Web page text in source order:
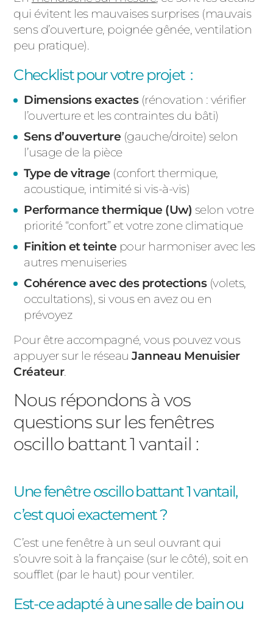
qui évitent les mauvaises surprises (mauvais
sens d’ouverture, poignée gênée, ventilation
peu pratique).
Checklist pour votre projet :
Dimensions exactes(rénovation : vérifier
l’ouverture et les contraintes du bâti)
Sens d’ouverture (gauche/droite) selon
l’usage de la pièce
Type de vitrage (confort thermique,
acoustique, intimité si vis-à-vis)
Performance thermique (Uw) selon votre
priorité “confort” et votre zone climatique
Finition et teinte pour harmoniser avec les
autres menuiseries
Cohérence avec des protections(volets,
occultations), si vous en avez ou en
prévoyez
Pour être accompagné, vous pouvez vous
appuyer sur le réseauJanneau Menuisier
Créateur.
Nous répondons à vos
questions sur les fenêtres
oscillo battant 1 vantail :
Une fenêtre oscillo battant 1 vantail,
c’est quoi exactement ?
C’est une fenêtre à un seul ouvrant qui
s’ouvre soit à la française (sur le côté), soit en
soufflet (par le haut) pour ventiler.
Est-ce adapté à une salle de bain ou